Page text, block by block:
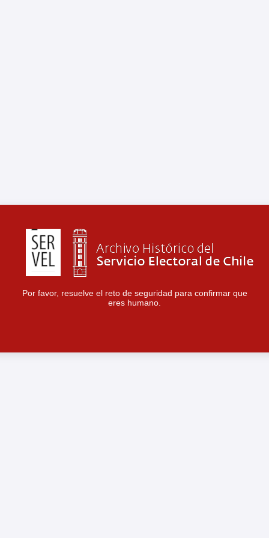
Por favor, resuelve el reto de seguridad para confirmar que
eres humano.